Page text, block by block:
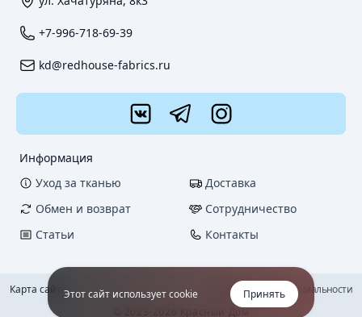
+7-996-718-69-39
kd@redhouse-fabrics.ru
Информация
Уход за тканью
Доставка
Обмен и возврат
Сотрудничество
Статьи
Контакты
Карта сайта
Политика конфиденциальности
© 2023-2026 Красный Дом
Этот сайт использует cookie Принять